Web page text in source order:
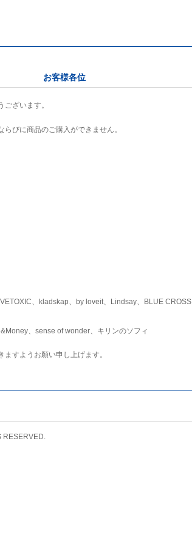
お客様各位
ざいます。
びに商品のご購入ができません。
、kladskap、by loveit、Lindsay、BLUE CROSS
、sense of wonder、キリンのソフィ
すようお願い申し上げます。